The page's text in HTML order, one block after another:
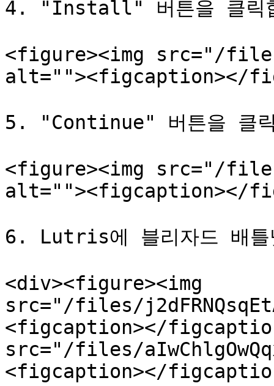
4. "Install" 버튼을 클릭
<figure><img src="/files/
alt=""><figcaption></
5. "Continue" 버튼을 클
<figure><img src="/
alt=""><figcaption></
6. Lutris에 블리자드 배틀
<div><figure><img
src="/files/
<figcaption></
src="/files/
<figcaption></